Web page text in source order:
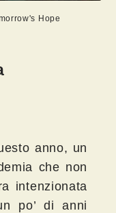
Hope
anno, un
che non
intenzionata
po’ di anni